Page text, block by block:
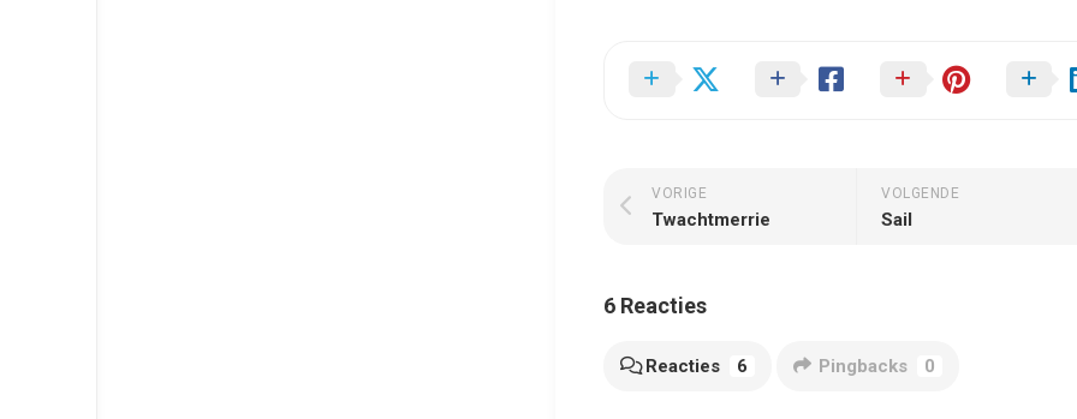
VOLGENDE
Sail
VORIGE
Twachtmerrie
6 Reacties
Reacties 6 Pingbacks 0